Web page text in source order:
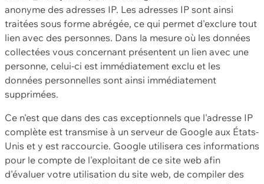
anonyme des adresses IP. Les adresses IP sont ainsi
traitées sous forme abrégée, ce qui permet d'exclure tout
lien avec des personnes. Dans la mesure où les données
collectées vous concernant présentent un lien avec une
personne, celui-ci est immédiatement exclu et les
données personnelles sont ainsi immédiatement
supprimées.
Ce n'est que dans des cas exceptionnels que l'adresse IP
complète est transmise à un serveur de Google aux États-
Unis et y est raccourcie. Google utilisera ces informations
pour le compte de l'exploitant de ce site web afin
d'évaluer votre utilisation du site web, de compiler des